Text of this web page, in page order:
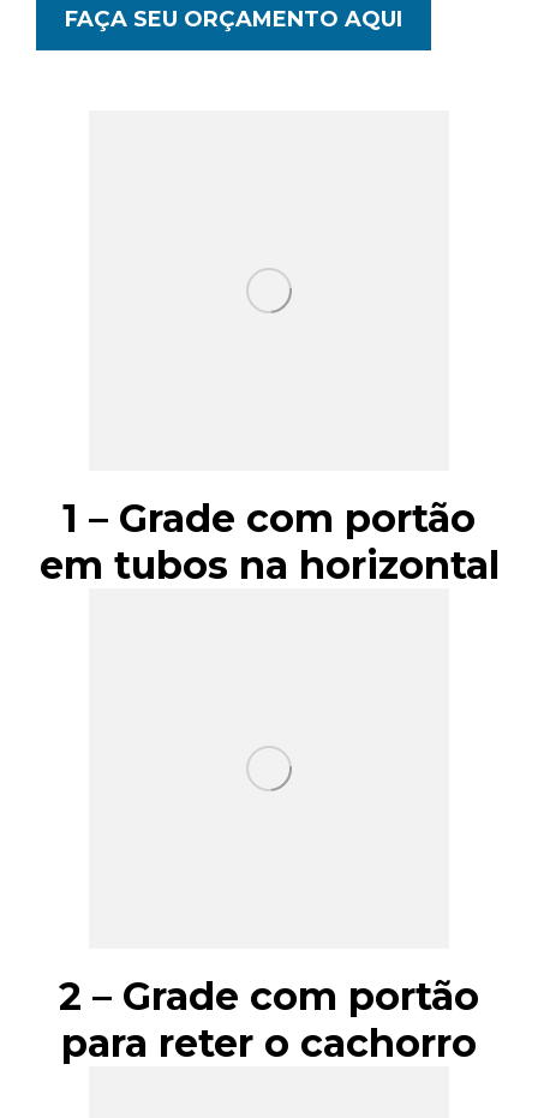
FAÇA SEU ORÇAMENTO AQUI
1 – Grade com portão
em tubos na horizontal
2 – Grade com portão
para reter o cachorro